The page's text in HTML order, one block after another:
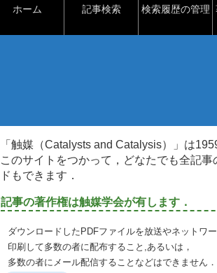
ホーム 記事検索 検索履歴の管理
「触媒（Catalysts and Catalysis）」は
このサイトをつかって，どなたでも全記
ドもできます．
記事の著作権は触媒学会が有します．
ダウンロードしたPDFファイルを放送やネットワ
印刷して多数の者に配布すること,あるいは，
多数の者にメール配信することなどはできません．